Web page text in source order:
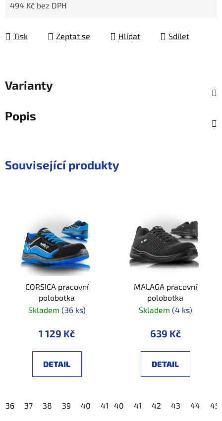
494 Kč bez DPH
Tisk
Zeptat se Hlídat Sdílet
Varianty
Popis
Související produkty
CORSICA pracovní
polobotka
Skladem (36 ks)
1 129 Kč
DETAIL
36 37 38 39 40 41 42 43 44 45 46
MALAGA pracovní
polobotka
Skladem (4 ks)
639 Kč
DETAIL
40 41 42 43 44 45